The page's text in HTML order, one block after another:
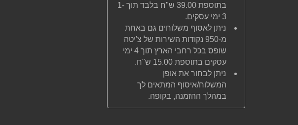
בתוספת 39.00 ש"ח בלבד תוך 1-
3 ימי עסקים.
ניתן לאסוף משלוחים גם באחת
מ-950 נקודות השירות של צ'יטה
שופס בכל רחבי הארץ תוך 4 ימי
עסקים בתוספת 15.00 ש"ח.
ניתן לבחור את אופן
המשלוח/איסוף המתאים לך
במהלך ההזמנה, בקופה.